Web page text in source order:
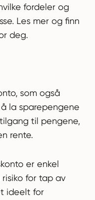
fordeler og
Les mer og finn
deg.
som også
la sparepengene
til pengene,
rente.
er enkel
for tap av
ideelt for